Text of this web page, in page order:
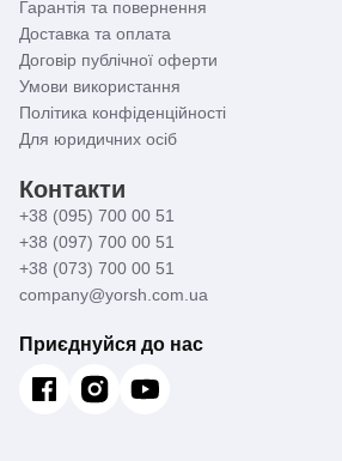
Гарантія та повернення
Доставка та оплата
Договір публічної оферти
Умови використання
Політика конфіденційності
Для юридичних осіб
Контакти
+38 (095) 700 00 51
+38 (097) 700 00 51
+38 (073) 700 00 51
company@yorsh.com.ua
Приєднуйся до нас